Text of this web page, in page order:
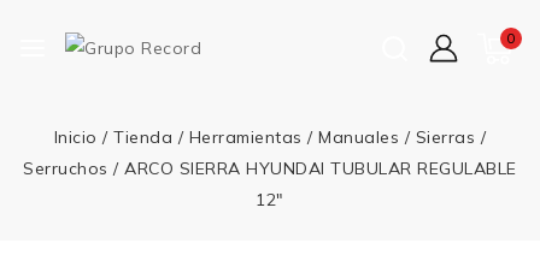
0
Inicio / Tienda / Herramientas / Manuales / Sierras /
Serruchos / ARCO SIERRA HYUNDAI TUBULAR REGULABLE
12″